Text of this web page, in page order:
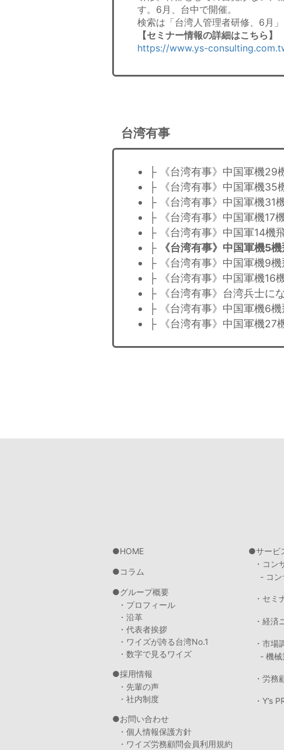
す。6月、台中で開催。
検索は「台湾人管理者研修、6月」
【セミナー情報の詳細はこちら】
https://www.ys-
台湾有事
├ 《台湾有事》中国軍機29
├ 《台湾有事》中国軍機35
├ 《台湾有事》中国軍機31
├ 《台湾有事》中国軍機17
├ 《台湾有事》中国軍14機
├
《台湾有事》中国軍機5
├ 《台湾有事》中国軍機9
├ 《台湾有事》中国軍機16
├ 《台湾有事》台湾兵士に
├ 《台湾有事》中国軍機6
├ 《台湾有事》中国軍機27
HOME
コラム
グループ概要
・プロフィール
・沿革
・代表者挨拶
・ワイズが誇る台湾No.1
・数字で見るワイズ
採用情報
・先輩の声
・社内制度
お問い合わせ
・個人情報保護方針
・ワイズ労務顧問会員利用規約
サービ
・コン
- コン
・セミ
・経済
・市場
- 機械
・労務
・Y’s